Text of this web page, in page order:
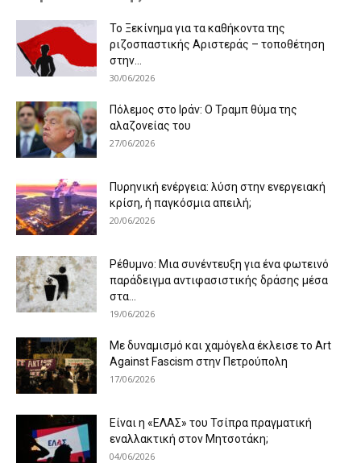
Το Ξεκίνημα για τα καθήκοντα της
ριζοσπαστικής Αριστεράς – τοποθέτηση
στην...
30/06/2026
Πόλεμος στο Ιράν: Ο Τραμπ θύμα της
αλαζονείας του
27/06/2026
Πυρηνική ενέργεια: λύση στην ενεργειακή
κρίση, ή παγκόσμια απειλή;
20/06/2026
Ρέθυμνο: Μια συνέντευξη για ένα φωτεινό
παράδειγμα αντιφασιστικής δράσης μέσα
στα...
19/06/2026
Με δυναμισμό και χαμόγελα έκλεισε το Art
Against Fascism στην Πετρούπολη
17/06/2026
Είναι η «ΕΛΑΣ» του Τσίπρα πραγματική
εναλλακτική στον Μητσοτάκη;
04/06/2026